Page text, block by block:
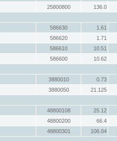
25800800
136.0
586630
1.61
586620
1.71
586610
10.51
586600
10.62
3880010
0.73
3880050
21.125
48800108
25.12
48800200
66.4
48800301
106.04